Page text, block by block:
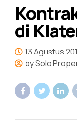
di
13 Agustus
by Solo